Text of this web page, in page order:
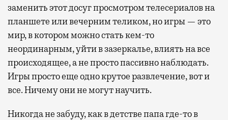
заменить этот досуг просмотром телесериалов на
планшете или вечерним теликом, но игры — это
мир, в котором можно стать кем-то
неординарным, уйти в зазеркалье, влиять на все
происходящее, а не просто пассивно наблюдать.
Игры просто еще одно крутое развлечение, вот и
все. Ничему они не могут научить.
Никогда не забуду, как в детстве папа где-то в